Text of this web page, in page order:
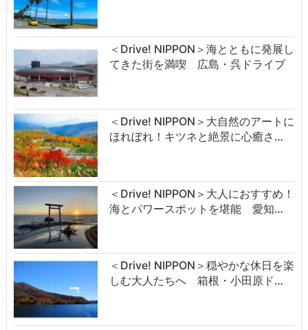
＜Drive! NIPPON＞海とともに発展し
てきた街を満喫 広島・呉ドライブ
＜Drive! NIPPON＞大自然のアートに
ほれぼれ！キツネと絶景に心癒さ…
＜Drive! NIPPON＞大人におすすめ！
海とパワースポットを堪能 愛知…
＜Drive! NIPPON＞穏やかな休日を楽
しむ大人たちへ 箱根・小田原ド…